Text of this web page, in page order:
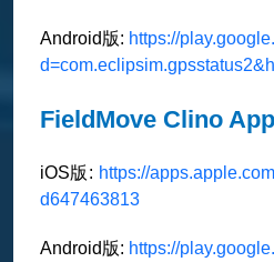
Android版: https://
FieldMove Clino
iOS版: https://
d647463813
Android版: https://